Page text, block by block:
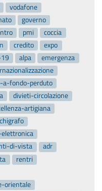
vodafone
governo
pmi
coccia
credito
expo
alpa
emergenza
a-fondo-perduto
divieti-circolazione
artigiana
di-vista
adr
rentri
orientale